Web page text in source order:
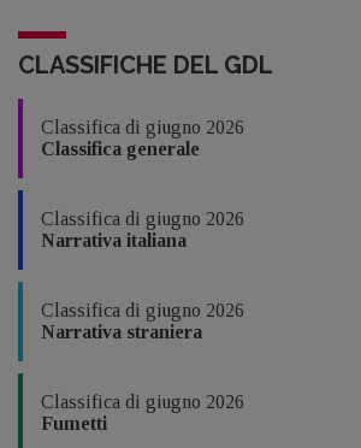
CLASSIFICHE DEL GDL
Classifica di giugno 2026
Classifica generale
Classifica di giugno 2026
Narrativa italiana
Classifica di giugno 2026
Narrativa straniera
Classifica di giugno 2026
Fumetti